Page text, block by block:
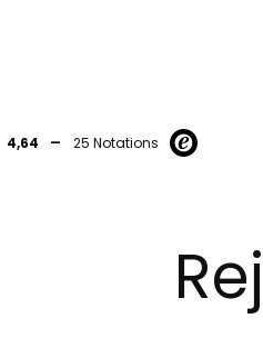
4,64 - 25 Notations